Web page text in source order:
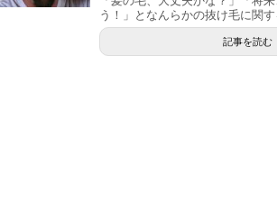
う！」となんらかの抜け毛に関す
記事を読む